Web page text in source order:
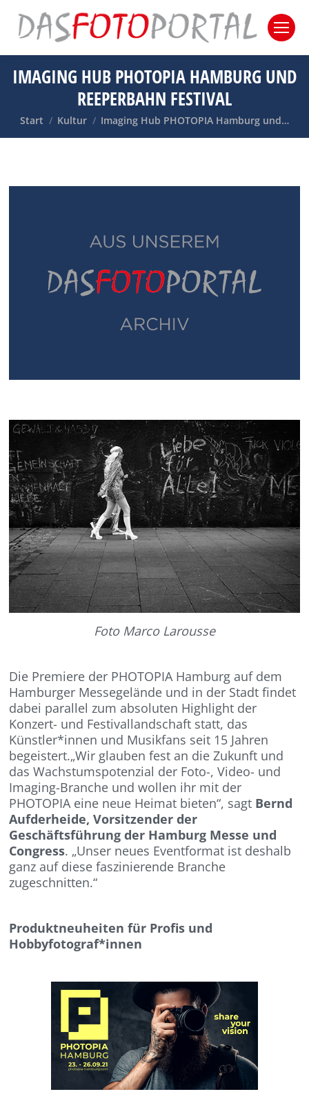
IMAGING HUB PHOTOPIA HAMBURG UND
REEPERBAHN FESTIVAL
Sie befinden sich hier:
Start Kultur Imaging Hub PHOTOPIA Hamburg und…
Foto Marco Larousse
Die Premiere der PHOTOPIA Hamburg auf dem
Hamburger Messegelände und in der Stadt findet
dabei parallel zum absoluten Highlight der
Konzert- und Festivallandschaft statt, das
Künstler*innen und Musikfans seit 15 Jahren
begeistert.„Wir glauben fest an die Zukunft und
das Wachstumspotenzial der Foto-, Video- und
Imaging-Branche und wollen ihr mit der
PHOTOPIA eine neue Heimat bieten“, sagt Bernd
Aufderheide,Vorsitzender der
Geschäftsführung der Hamburg Messe und
Congress. „Unser neues Eventformat ist deshalb
ganz auf diese faszinierende Branche
zugeschnitten.“
Produktneuheiten für Profis und
Hobbyfotograf*innen